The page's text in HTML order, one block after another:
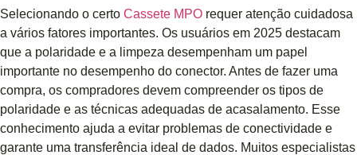
Selecionando o certo Cassete MPO requer atenção cuidadosa
a vários fatores importantes. Os usuários em 2025 destacam
que a polaridade e a limpeza desempenham um papel
importante no desempenho do conector. Antes de fazer uma
compra, os compradores devem compreender os tipos de
polaridade e as técnicas adequadas de acasalamento. Esse
conhecimento ajuda a evitar problemas de conectividade e
garante uma transferência ideal de dados. Muitos especialistas